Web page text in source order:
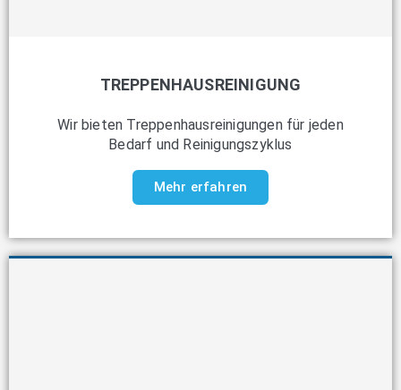
TREPPENHAUSREINIGUNG
Wir bieten Treppenhaus­reinigungen für jeden
Bedarf und Reinigungszyklus
Mehr erfahren